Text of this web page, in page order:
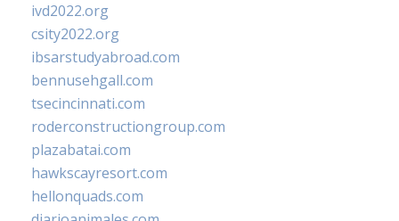
ivd2022.org
csity2022.org
ibsarstudyabroad.com
bennusehgall.com
tsecincinnati.com
roderconstructiongroup.com
plazabatai.com
hawkscayresort.com
hellonquads.com